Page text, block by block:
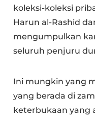
koleksi-koleksi
Harun al-Rashid
mengumpulkan
seluruh penjuru
Ini mungkin yang
yang berada di
keterbukaan yang